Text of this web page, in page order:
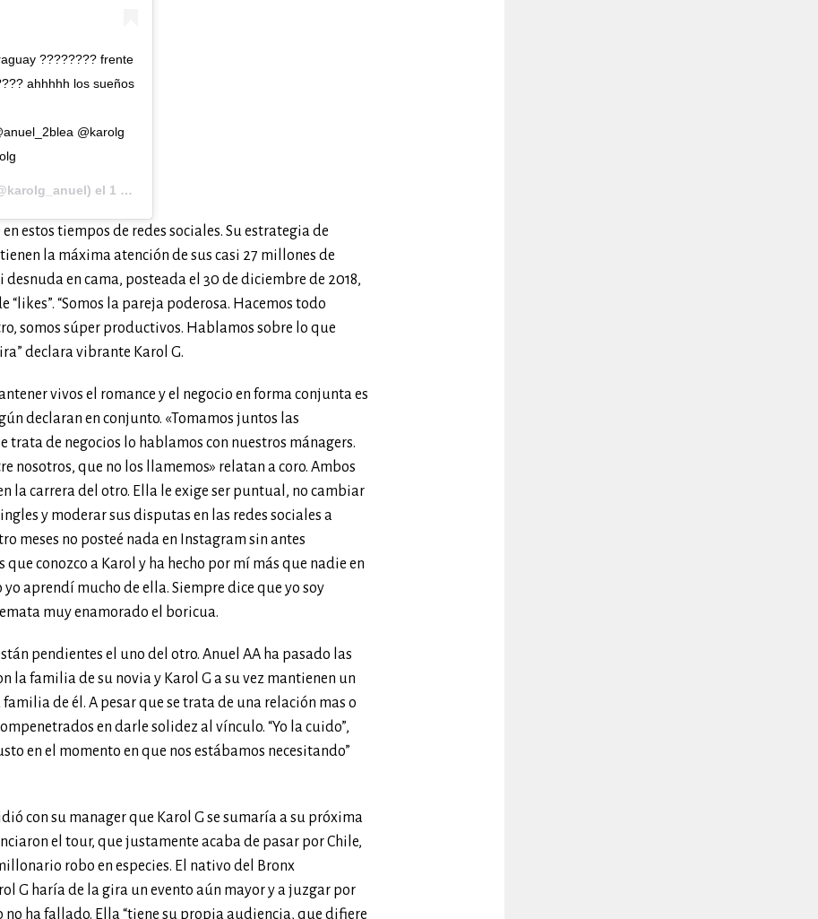
???????? frente
ahhhhh los sueños
@karolg
el 1 May, 2019 a las 8:40 PDT
estos tiempos de redes sociales. Su estrategia de
la máxima atención de sus casi 27 millones de
desnuda en cama, posteada el 30 de diciembre de 2018,
“likes”. “Somos la pareja poderosa. Hacemos todo
somos súper productivos. Hablamos sobre lo que
declara vibrante Karol G.
vivos el romance y el negocio en forma conjunta es
declaran en conjunto. «Tomamos juntos las
trata de negocios lo hablamos con nuestros mánagers.
nosotros, que no los llamemos» relatan a coro. Ambos
la carrera del otro. Ella le exige ser puntual, no cambiar
y moderar sus disputas en las redes sociales a
meses no posteé nada en Instagram sin antes
que conozco a Karol y ha hecho por mí más que nadie en
aprendí mucho de ella. Siempre dice que yo soy
muy enamorado el boricua.
pendientes el uno del otro. Anuel AA ha pasado las
la familia de su novia y Karol G a su vez mantienen un
de él. A pesar que se trata de una relación mas o
en darle solidez al vínculo. “Yo la cuido”,
en el momento en que nos estábamos necesitando”
con su manager que Karol G se sumaría a su próxima
el tour, que justamente acaba de pasar por Chile,
robo en especies. El nativo del Bronx
G haría de la gira un evento aún mayor y a juzgar por
no ha fallado. Ella “tiene su propia audiencia, que difiere